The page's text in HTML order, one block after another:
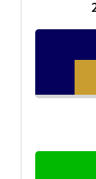
お品物をつめ
方や、荷物が
当店の査定員
まとめて売り